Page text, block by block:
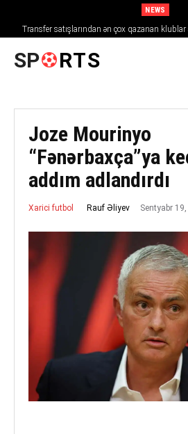
NEWS
Transfer satışlarından ən çox qazanan klublar
SP RTS
Joze Mourinyo
“Fənərbaxça”ya
addım adlandırdı
Xarici futbol Rauf Əliyev Sentyabr